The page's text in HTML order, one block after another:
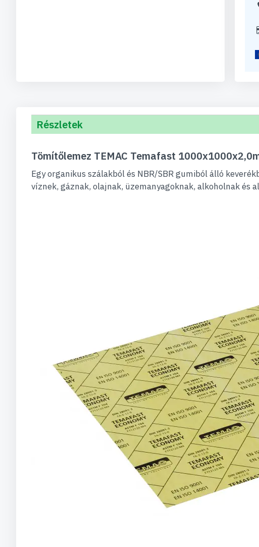
Részletek
Tömítőlemez TEMAC Temafast
Egy organikus szálakból és NBR/SBR gumiból álló
víznek, gáznak, olajnak, üzemanyagoknak, alkoholnak és